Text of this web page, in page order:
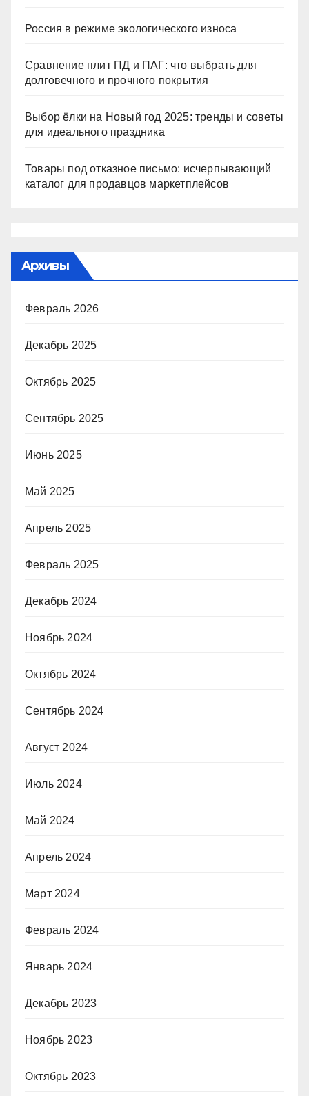
Россия в режиме экологического износа
Сравнение плит ПД и ПАГ: что выбрать для
долговечного и прочного покрытия
Выбор ёлки на Новый год 2025: тренды и советы
для идеального праздника
Товары под отказное письмо: исчерпывающий
каталог для продавцов маркетплейсов
Архивы
Февраль 2026
Декабрь 2025
Октябрь 2025
Сентябрь 2025
Июнь 2025
Май 2025
Апрель 2025
Февраль 2025
Декабрь 2024
Ноябрь 2024
Октябрь 2024
Сентябрь 2024
Август 2024
Июль 2024
Май 2024
Апрель 2024
Март 2024
Февраль 2024
Январь 2024
Декабрь 2023
Ноябрь 2023
Октябрь 2023